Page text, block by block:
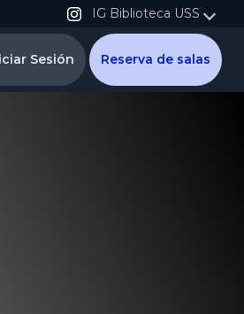
IG Biblioteca USS
Sesión Reserva de salas